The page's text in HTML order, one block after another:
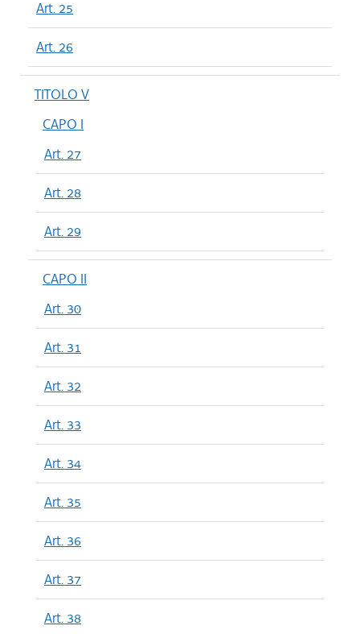
Art. 25
Art. 26
TITOLO V
CAPO I
Art. 27
Art. 28
Art. 29
CAPO II
Art. 30
Art. 31
Art. 32
Art. 33
Art. 34
Art. 35
Art. 36
Art. 37
Art. 38